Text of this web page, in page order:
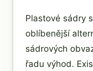
Plastové sádry
oblíbenější
sádrových
řadu výhod.